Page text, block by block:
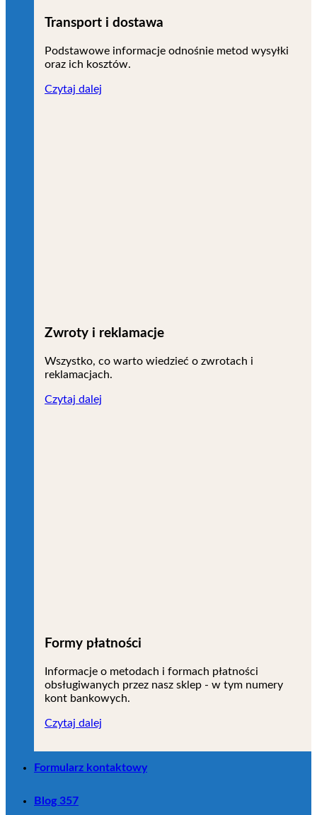
Transport i dostawa
Podstawowe informacje odnośnie metod wysyłki
oraz ich kosztów.
Czytaj dalej
Zwroty i reklamacje
Wszystko, co warto wiedzieć o zwrotach i
reklamacjach.
Czytaj dalej
Formy płatności
Informacje o metodach i formach płatności
obsługiwanych przez nasz sklep - w tym numery
kont bankowych.
Czytaj dalej
Formularz kontaktowy
Blog 357